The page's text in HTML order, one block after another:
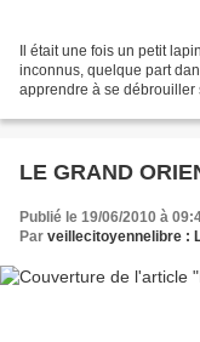
Il était une fois un petit
inconnus, quelque part
apprendre à se débrouiller
LE GRAND
Publié le 19/06/2010 à
Par veillecitoyennelibre :